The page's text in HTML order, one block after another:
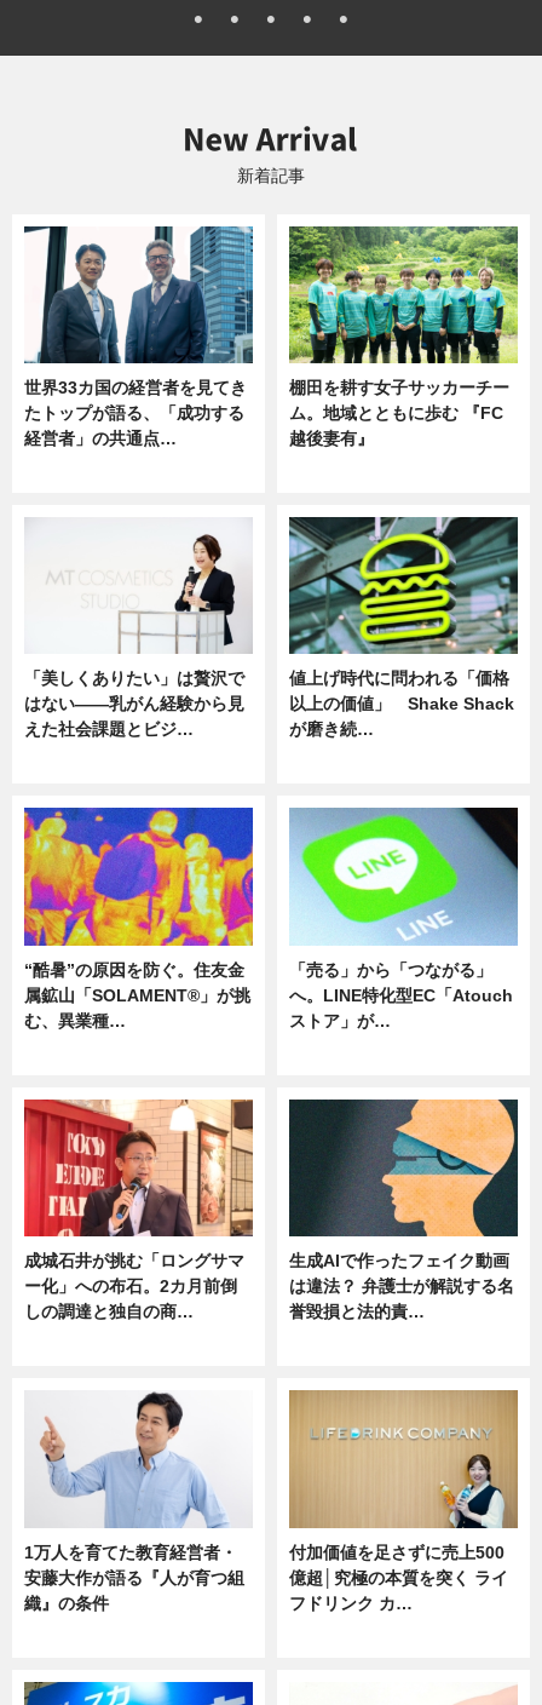
新着記事
世界33カ国の経営者を見てき
たトップが語る、「成功する
経営者」の共通点…
棚田を耕す女子サッカーチー
ム。地域とともに歩む 『FC
越後妻有』
「美しくありたい」は贅沢で
はない――乳がん経験から見
えた社会課題とビジ…
値上げ時代に問われる「価格
以上の価値」 Shake Shack
が磨き続…
“酷暑”の原因を防ぐ。住友金
属鉱山「SOLAMENT®」が挑
む、異業種…
「売る」から「つながる」
へ。LINE特化型EC「Atouch
ストア」が…
成城石井が挑む「ロングサマ
ー化」への布石。2カ月前倒
しの調達と独自の商…
生成AIで作ったフェイク動画
は違法？ 弁護士が解説する名
誉毀損と法的責…
1万人を育てた教育経営者・
安藤大作が語る『人が育つ組
織』の条件
付加価値を足さずに売上500
億超│究極の本質を突く ライ
フドリンク カ…